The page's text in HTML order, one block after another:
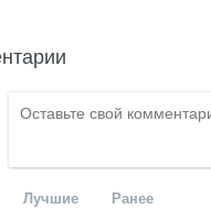
Лучшие Ранее